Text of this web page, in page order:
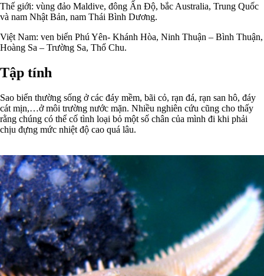
Thế giới: vùng đảo Maldive, đông Ấn Độ, bắc Australia, Trung Quốc
và nam Nhật Bản, nam Thái Bình Dương.
Việt Nam: ven biển Phú Yên- Khánh Hòa, Ninh Thuận – Bình Thuận,
Hoàng Sa – Trường Sa, Thổ Chu.
Tập tính
Sao biển thường sống ở các đáy mềm, bãi cỏ, rạn đá, rạn san hô, đáy
cát mịn,…ở môi trường nước mặn. Nhiều nghiên cứu cũng cho thấy
rằng chúng có thể cố tình loại bỏ một số chân của mình đi khi phải
chịu đựng mức nhiệt độ cao quá lâu.